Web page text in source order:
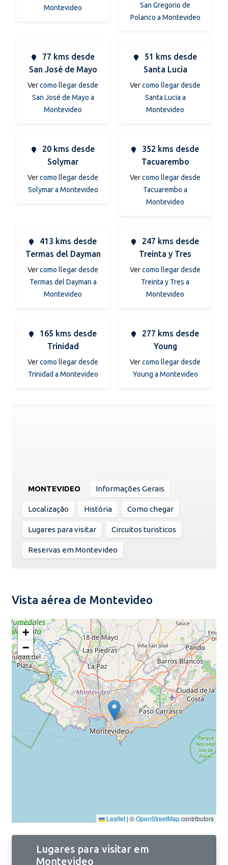
Montevideo
San Gregorio de
Polanco a Montevideo
77 kms desde
San José de Mayo
Vercomo llegar desde
San José de Mayo a
Montevideo
51 kms desde
Santa Lucia
Vercomo llegar desde
Santa Lucia a
Montevideo
20 kms desde
Solymar
Vercomo llegar desde
Solymar a Montevideo
352 kms desde
Tacuarembo
Vercomo llegar desde
Tacuarembo a
Montevideo
413 kms desde
Termas del Dayman
Vercomo llegar desde
Termas del Dayman a
Montevideo
247 kms desde
Treinta y Tres
Vercomo llegar desde
Treinta y Tres a
Montevideo
165 kms desde
Trinidad
Vercomo llegar desde
Trinidad a Montevideo
277 kms desde
Young
Vercomo llegar desde
Young a Montevideo
MONTEVIDEO Informações Gerais
Localização História Como chegar
Lugares para visitar Circuitos turisticos
Reservas em Montevideo
Vista aérea de Montevideo
+
−
Leaflet | ©OpenStreetMapcontributors
Lugares para visitar em
Montevideo